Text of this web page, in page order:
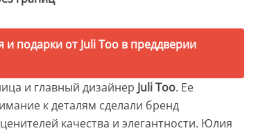
и главный дизайнер Juli Too. Ее
к деталям сделали бренд
качества и элегантности. Юлия